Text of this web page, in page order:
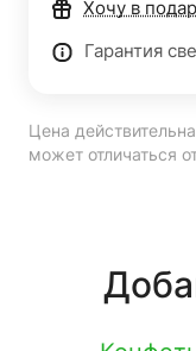
Хочу в
Гарантия
Цена
может отличаться